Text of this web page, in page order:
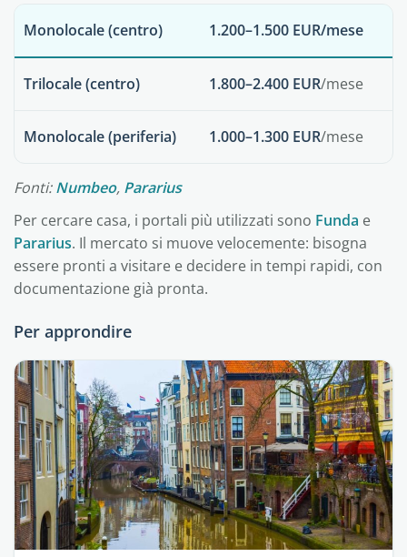
Monolocale (centro) 1.200–1.500 EUR/mese
Trilocale (centro) 1.800–2.400 EUR/mese
Monolocale (periferia) 1.000–1.300 EUR/mese
Fonti:Numbeo, Pararius
Per cercare casa, i portali più utilizzati sono Funda e
Pararius. Il mercato si muove velocemente: bisogna
essere pronti a visitare e decidere in tempi rapidi, con
documentazione già pronta.
Per approndire